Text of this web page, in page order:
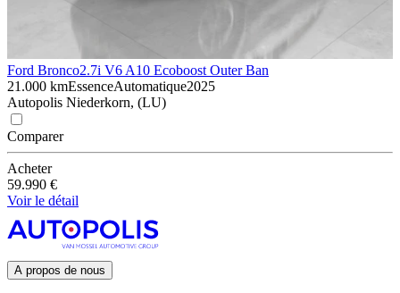
Ford Bronco2.7i V6 A10 Ecoboost Outer Ban
21.000 kmEssenceAutomatique2025
Autopolis Niederkorn, (LU)
Comparer
Acheter
59.990 €
Voir le détail
A propos de nous